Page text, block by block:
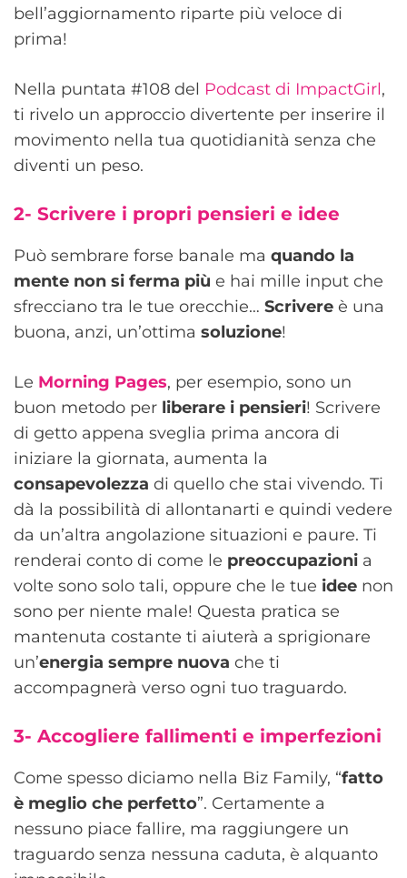
bell’aggiornamento riparte più veloce di
prima!
Nella puntata #108 del Podcast di ImpactGirl,
ti rivelo un approccio divertente per inserire il
movimento nella tua quotidianità senza che
diventi un peso.
2- Scrivere i propri pensieri e idee
Può sembrare forse banale ma quando la
mente non si ferma più e hai mille input che
sfrecciano tra le tue orecchie… Scrivere è una
buona, anzi, un’ottima soluzione!
Le Morning Pages, per esempio, sono un
buon metodo per liberare i pensieri! Scrivere
di getto appena sveglia prima ancora di
iniziare la giornata, aumenta la
consapevolezza di quello che stai vivendo. Ti
dà la possibilità di allontanarti e quindi vedere
da un’altra angolazione situazioni e paure. Ti
renderai conto di come le preoccupazioni a
volte sono solo tali, oppure che le tue idee non
sono per niente male! Questa pratica se
mantenuta costante ti aiuterà a sprigionare
un’energia sempre nuova che ti
accompagnerà verso ogni tuo traguardo.
3- Accogliere fallimenti e imperfezioni
Come spesso diciamo nella Biz Family, “fatto
è meglio che perfetto”. Certamente a
nessuno piace fallire, ma raggiungere un
traguardo senza nessuna caduta, è alquanto